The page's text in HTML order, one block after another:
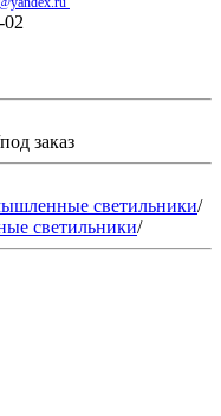
заказ
светильники/
светильники/